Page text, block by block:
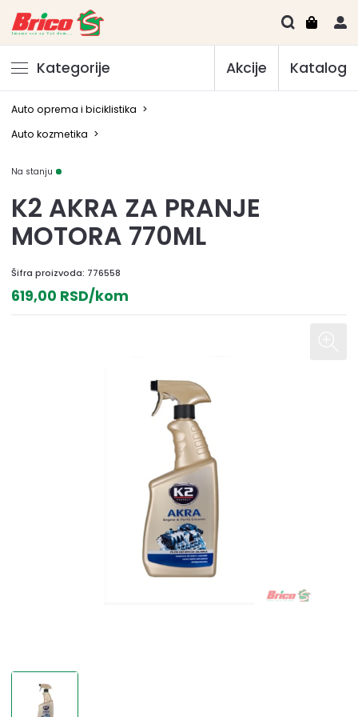
Kategorije Akcije Katalog
Auto oprema i biciklistika >
Auto kozmetika >
Na stanju
K2 AKRA ZA PRANJE
MOTORA 770ML
Šifra proizvoda: 776558
619,00 RSD/kom